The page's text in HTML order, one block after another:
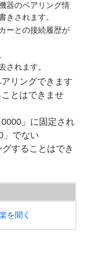
器のペアリング情
きされます。
ーとの接続履歴が
されます。
リングできます
とはできませ
」に固定され
」でない
することはでき
を聞く